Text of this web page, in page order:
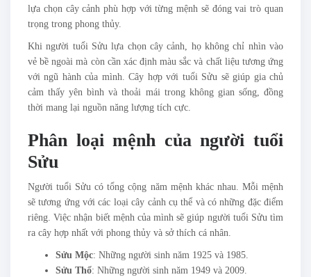
lựa chọn cây cảnh phù hợp với từng mệnh sẽ đóng vai trò quan
trọng trong phong thủy.
Khi người tuổi Sửu lựa chọn cây cảnh, họ không chỉ nhìn vào
vẻ bề ngoài mà còn cần xác định màu sắc và chất liệu tương ứng
với ngũ hành của mình. Cây hợp với tuổi Sửu sẽ giúp gia chủ
cảm thấy yên bình và thoải mái trong không gian sống, đồng
thời mang lại nguồn năng lượng tích cực.
Phân loại mệnh của người tuổi
Sửu
Người tuổi Sửu có tổng cộng năm mệnh khác nhau. Mỗi mệnh
sẽ tương ứng với các loại cây cảnh cụ thể và có những đặc điểm
riêng. Việc nhận biết mệnh của mình sẽ giúp người tuổi Sửu tìm
ra cây hợp nhất với phong thủy và sở thích cá nhân.
Sửu Mộc: Những người sinh năm 1925 và 1985.
Sửu Thổ: Những người sinh năm 1949 và 2009.